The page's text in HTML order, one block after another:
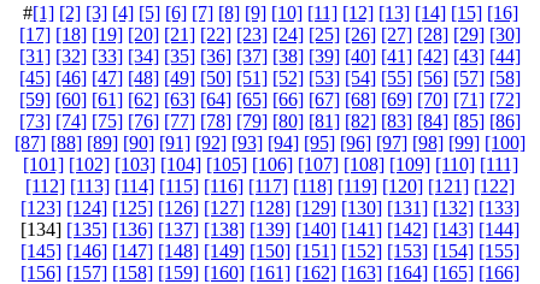
#[1] [2] [3] [4] [5] [6] [7] [8] [9] [10] [11] [12] [13] [14] [15] [16]
[17] [18] [19] [20] [21] [22] [23] [24] [25] [26] [27] [28] [29] [30]
[31] [32] [33] [34] [35] [36] [37] [38] [39] [40] [41] [42] [43] [44]
[45] [46] [47] [48] [49] [50] [51] [52] [53] [54] [55] [56] [57] [58]
[59] [60] [61] [62] [63] [64] [65] [66] [67] [68] [69] [70] [71] [72]
[73] [74] [75] [76] [77] [78] [79] [80] [81] [82] [83] [84] [85] [86]
[87] [88] [89] [90] [91] [92] [93] [94] [95] [96] [97] [98] [99] [100]
[101] [102] [103] [104] [105] [106] [107] [108] [109] [110] [111]
[112] [113] [114] [115] [116] [117] [118] [119] [120] [121] [122]
[123] [124] [125] [126] [127] [128] [129] [130] [131] [132] [133]
[134] [135] [136] [137] [138] [139] [140] [141] [142] [143] [144]
[145] [146] [147] [148] [149] [150] [151] [152] [153] [154] [155]
[156] [157] [158] [159] [160] [161] [162] [163] [164] [165] [166]